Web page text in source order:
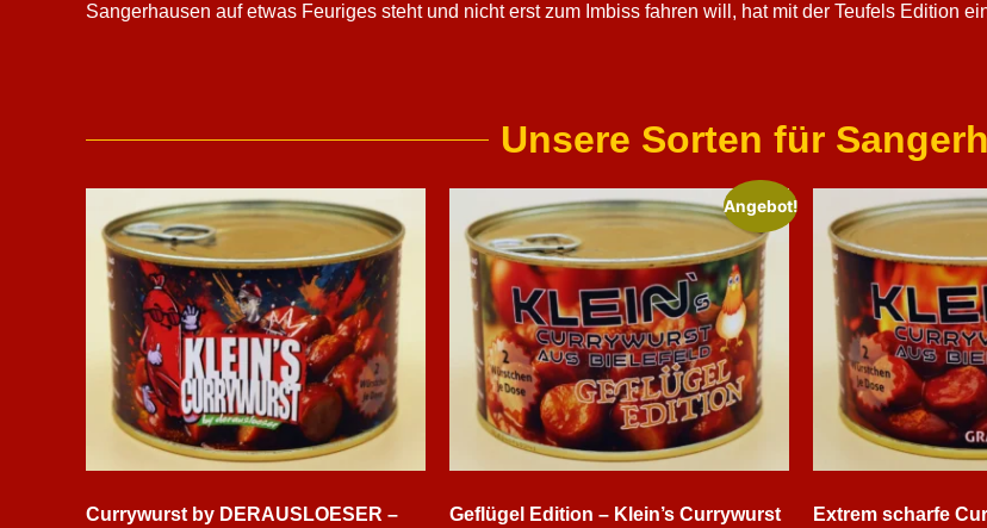
Sangerhausen auf etwas Feuriges steht und nicht erst zum Imbiss fahren will, hat mit der Teufels Edition
Unsere Sorten für
Currywurst by DERAUSLOESER –
Angebot!
Geflügel Edition – Klein’s Currywurst
Extrem scharfe